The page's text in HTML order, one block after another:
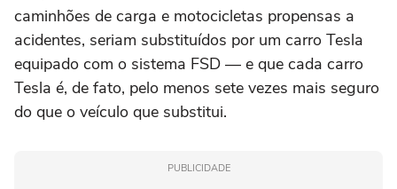
caminhões de carga e ‌motocicletas propensas a
acidentes, seriam substituídos por um carro ‌Tesla
equipado com o sistema FSD — e que cada carro
Tesla é, de fato, pelo menos sete vezes mais seguro
do que o veículo que substitui.
PUBLICIDADE